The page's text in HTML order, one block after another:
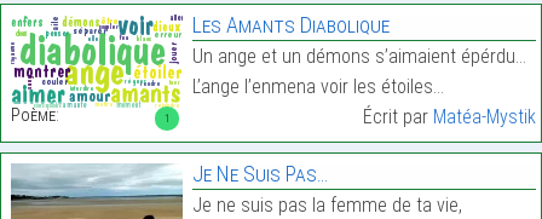
1
Poème:
Les Amants Diabolique
Un ange et un démons s’aimaient épérdument
L’ange l’enmena voir les étoiles…
Écrit par Matéa-Mystik
Je Ne Suis Pas…
Je ne suis pas la femme de ta vie,